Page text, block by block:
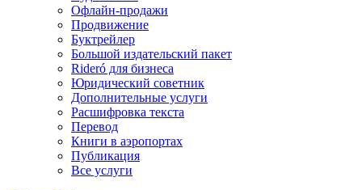
Офлайн-продажи
Продвижение
Буктрейлер
Большой издательский пакет
Rideró для бизнеса
Юридический советник
Дополнительные услуги
Расшифровка текста
Перевод
Книги в аэропортах
Публикация
Все услуги